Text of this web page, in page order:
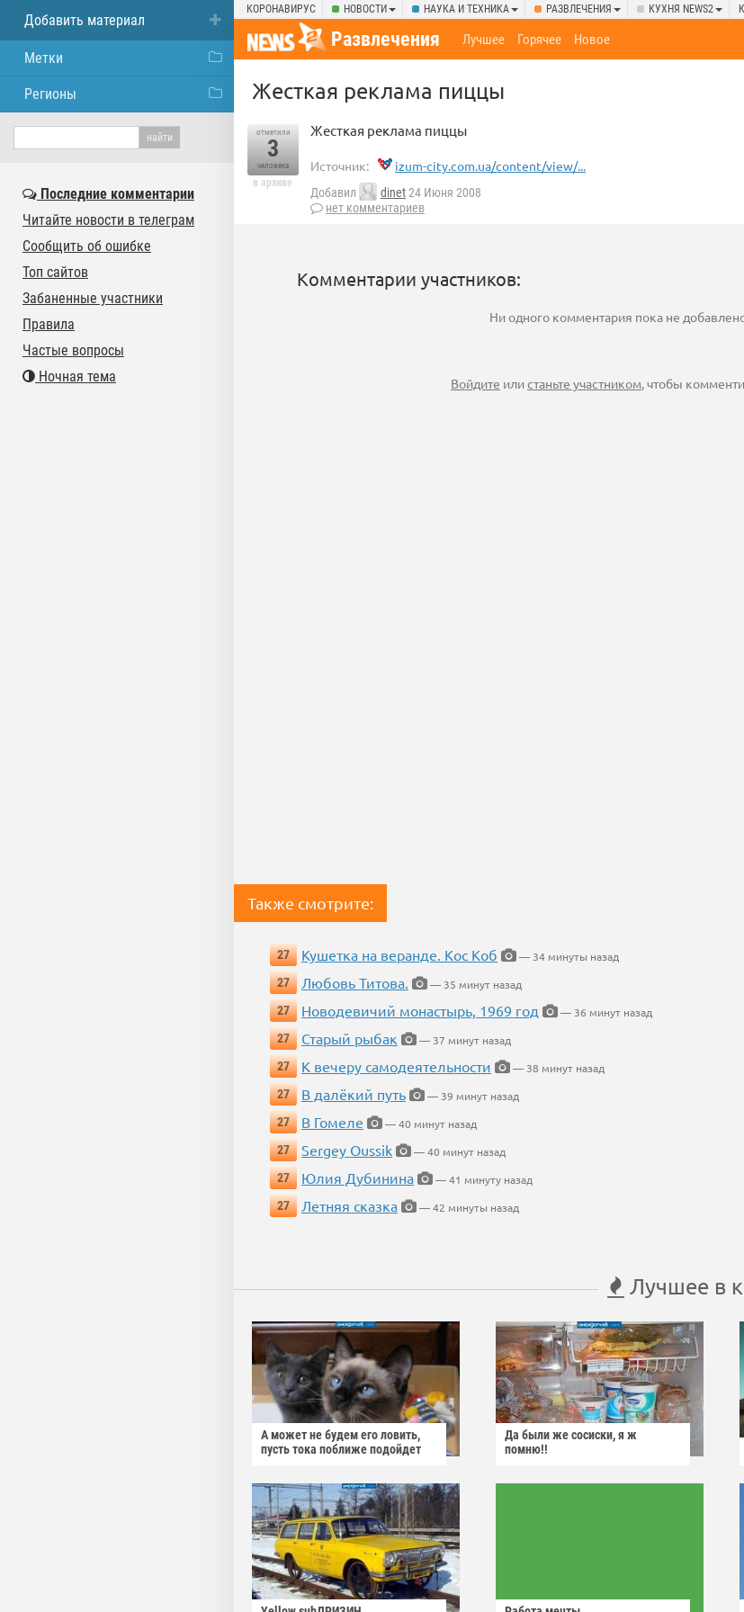
КОРОНАВИРУС НОВОСТИ НАУКА И ТЕХНИКА РАЗВЛЕЧЕНИЯ КУХНЯ NEWS2
Развлечения Лучшее Горячее Новое
Жесткая реклама пиццы
отметили
3
человека
в архиве
Жесткая реклама пиццы
Источник: izum-city.com.ua/content/view/...
Добавил dinet24 Июня 2008
нет комментариев
Комментарии участников:
Ни одного комментария пока не
Войдите илистаньте участником, чтобы
Также смотрите:
27 Кушетка на веранде. Кос Коб
— 34 минуты назад
27
Любовь Титова.
— 35 минут назад
27
Новодевичий монастырь, 1969 год
— 36 минут назад
27
Старый рыбак
— 37 минут назад
27
К вечеру самодеятельности
— 38 минут назад
27
В далёкий путь
— 39 минут назад
27
В Гомеле
— 40 минут назад
27
Sergey Oussik
— 40 минут назад
27
Юлия Дубинина
— 41 минуту назад
27
Летняя сказка — 42 минуты назад
Лучшее в
А может не будем его ловить,
пусть тока поближе подойдет
Да были же сосиски, я ж
помню!!
Добавить материал
Метки
Регионы
Последние комментарии
Читайте новости в телеграм
Сообщить об ошибке
Топ сайтов
Забаненные участники
Правила
Частые вопросы
Ночная тема